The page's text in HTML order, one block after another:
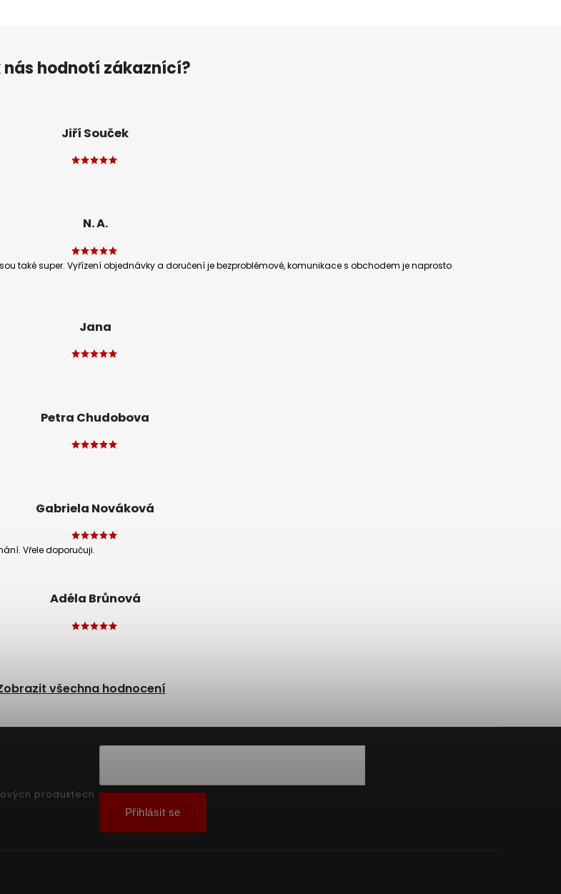
nás hodnotí zákaznící?
Jiří Souček
N. A.
také super. Vyřízení objednávky a doručení je bezproblémové, komunikace s obchodem je naprosto
Jana
Petra Chudobova
Gabriela Nováková
Vřele doporučuji.
Adéla Brůnová
všechna hodnocení
produktech
Přihlásit se